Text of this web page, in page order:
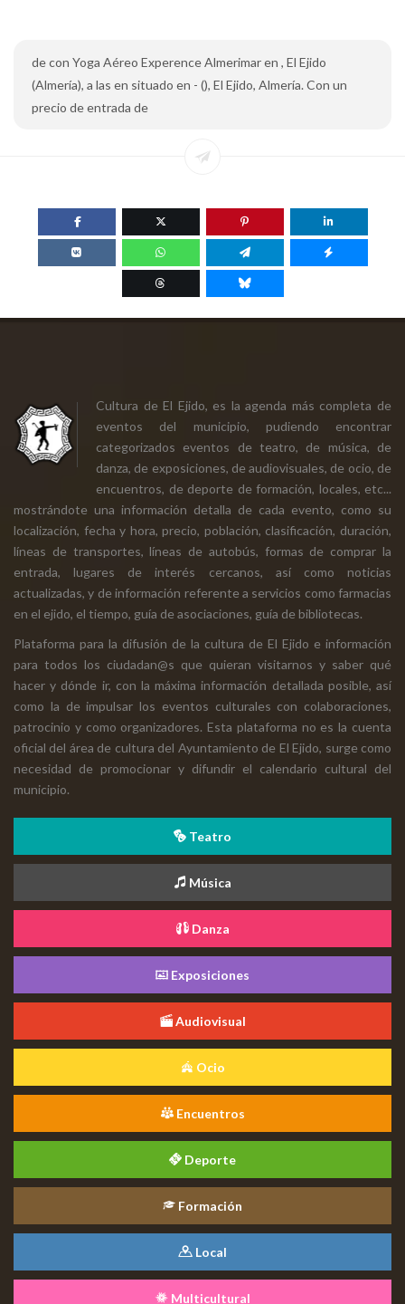
de con Yoga Aéreo Experence Almerimar en , El Ejido
(Almería), a las en situado en - (), El Ejido, Almería. Con un
precio de entrada de
Cultura de El Ejido, es la agenda más completa de
eventos del municipio, pudiendo encontrar
categorizados eventos de teatro, de música, de
danza, de exposiciones, de audiovisuales, de ocio, de
encuentros, de deporte de formación, locales, etc...
mostrándote una información detalla de cada evento, como su
localización, fecha y hora, precio, población, clasificación, duración,
líneas de transportes, líneas de autobús, formas de comprar la
entrada, lugares de interés cercanos, así como noticias
actualizadas, y de información referente a servicios como farmacias
en el ejido, el tiempo, guía de asociaciones, guía de bibliotecas.
Plataforma para la difusión de la cultura de El Ejido e información
para todos los ciudadan@s que quieran visitarnos y saber qué
hacer y dónde ir, con la máxima información detallada posible, así
como la de impulsar los eventos culturales con colaboraciones,
patrocinio y como organizadores. Esta plataforma no es la cuenta
oficial del área de cultura del Ayuntamiento de El Ejido, surge como
necesidad de promocionar y difundir el calendario cultural del
municipio.
Teatro
Música
Danza
Exposiciones
Audiovisual
Ocio
Encuentros
Deporte
Formación
Local
Multicultural